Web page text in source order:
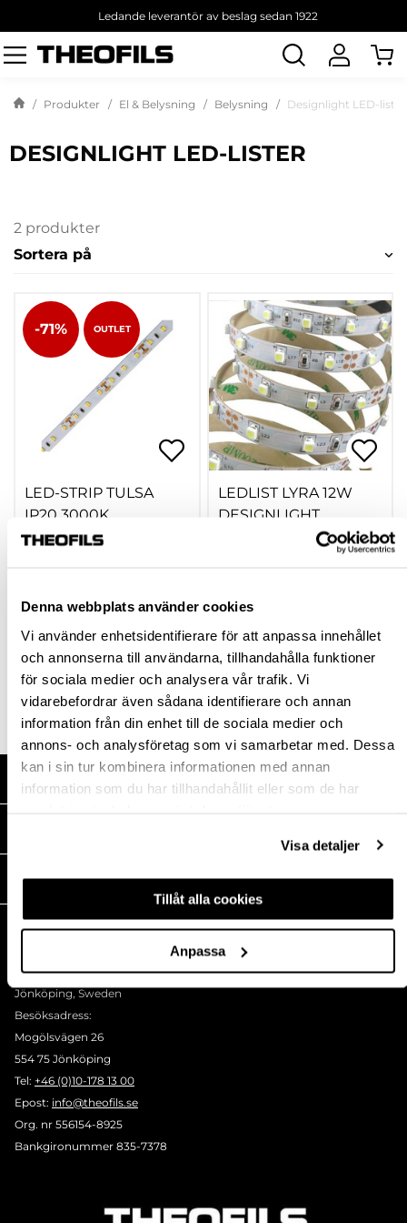
Denna webbplats använder cookies
Vi använder enhetsidentifierare för att anpassa innehållet
och annonserna till användarna, tillhandahålla funktioner
för sociala medier och analysera vår trafik. Vi
vidarebefordrar även sådana identifierare och annan
information från din enhet till de sociala medier och
annons- och analysföretag som vi samarbetar med. Dessa
kan i sin tur kombinera informationen med annan
information som du har tillhandahållit eller som de har
Visa detaljer
Tillåt alla cookies
Anpassa
Ledande leverantör av beslag sedan 1922
Sök
produkt
Produkter El & Belysning Belysning Designlight LED-lister
DESIGNLIGHT LED-LISTER
2 produkter
Sortera på
-71% OUTLET
LED-STRIP TULSA
IP20 3000K
INOMHUSBRUK 5M,
(Ord. rek. pris)
Köp
LEDLIST LYRA 12W
DESIGNLIGHT
Finns fler varianter
Köp
THEOFILS
BOX 1009 551 11
Jönköping, Sweden
Besöksadress:
Mogölsvägen 26
554 75 Jönköping
Tel: +46 (0)10-178 13 00
Epost: info@theofils.se
Org. nr 556154-8925
Bankgironummer 835-7378